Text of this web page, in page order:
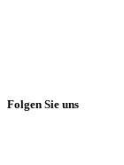
Folgen Sie uns